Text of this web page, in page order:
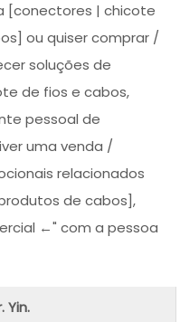
[conectores | chicote
ou quiser comprar /
soluções de
de fios e cabos,
pessoal de
uma venda /
relacionados
de cabos],
←" com a pessoa
Yin.